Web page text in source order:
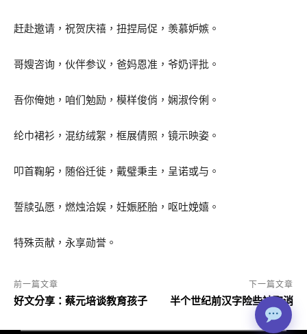
赶赴邀请，祝贺庆禧，扭捏局促，羡慕妒嫉。
哥嫂咨询，伙伴参议，爸妈恩准，爷奶评批。
吾你俺她，咱们勉励，模样俊俏，娴淑伶俐。
纶巾裙衫，混纺绒絮，框展倩照，镜示映姿。
叩首鞠躬，随俗迁徙，戴璧秉圭，呈诺或与。
誓牍弘愿，燃烛洽娱，妊娠胚胎，呕吐娩嬉。
特殊贡献，永享勋誉。
前一篇文章
好文分享：蔡元培谈教育孩子
下一篇文章
半个世纪前汉字险些被取消